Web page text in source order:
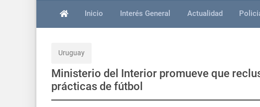
Inicio Interés General Actualidad
Uruguay
Ministerio del Interior promueve que
prácticas de fútbol